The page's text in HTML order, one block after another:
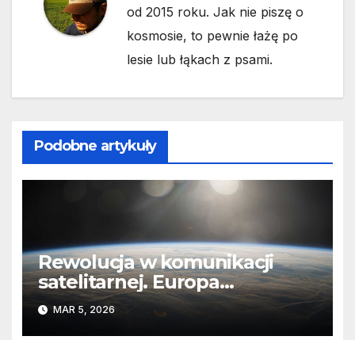
od 2015 roku. Jak nie piszę o
kosmosie, to pewnie łażę po
lesie lub łąkach z psami.
Podobne artykuły
Rewolucja w komunikacji
satelitarnej. Europa
wyprzedza Chiny
MAR 5, 2026